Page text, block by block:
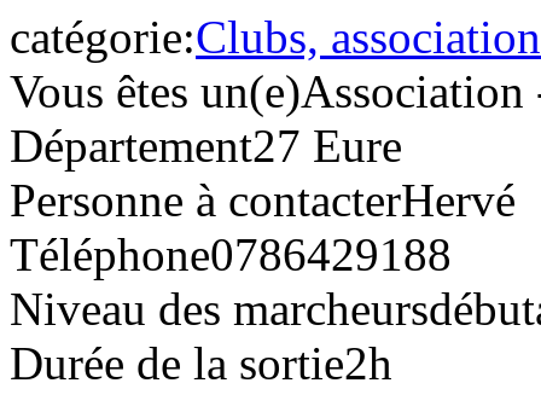
catégorie:Clubs,
Vous êtes un(e)Association
Département27 Eure
Personne à contacterHervé
Téléphone0786429188
Niveau des marcheurs
Durée de la sortie2h